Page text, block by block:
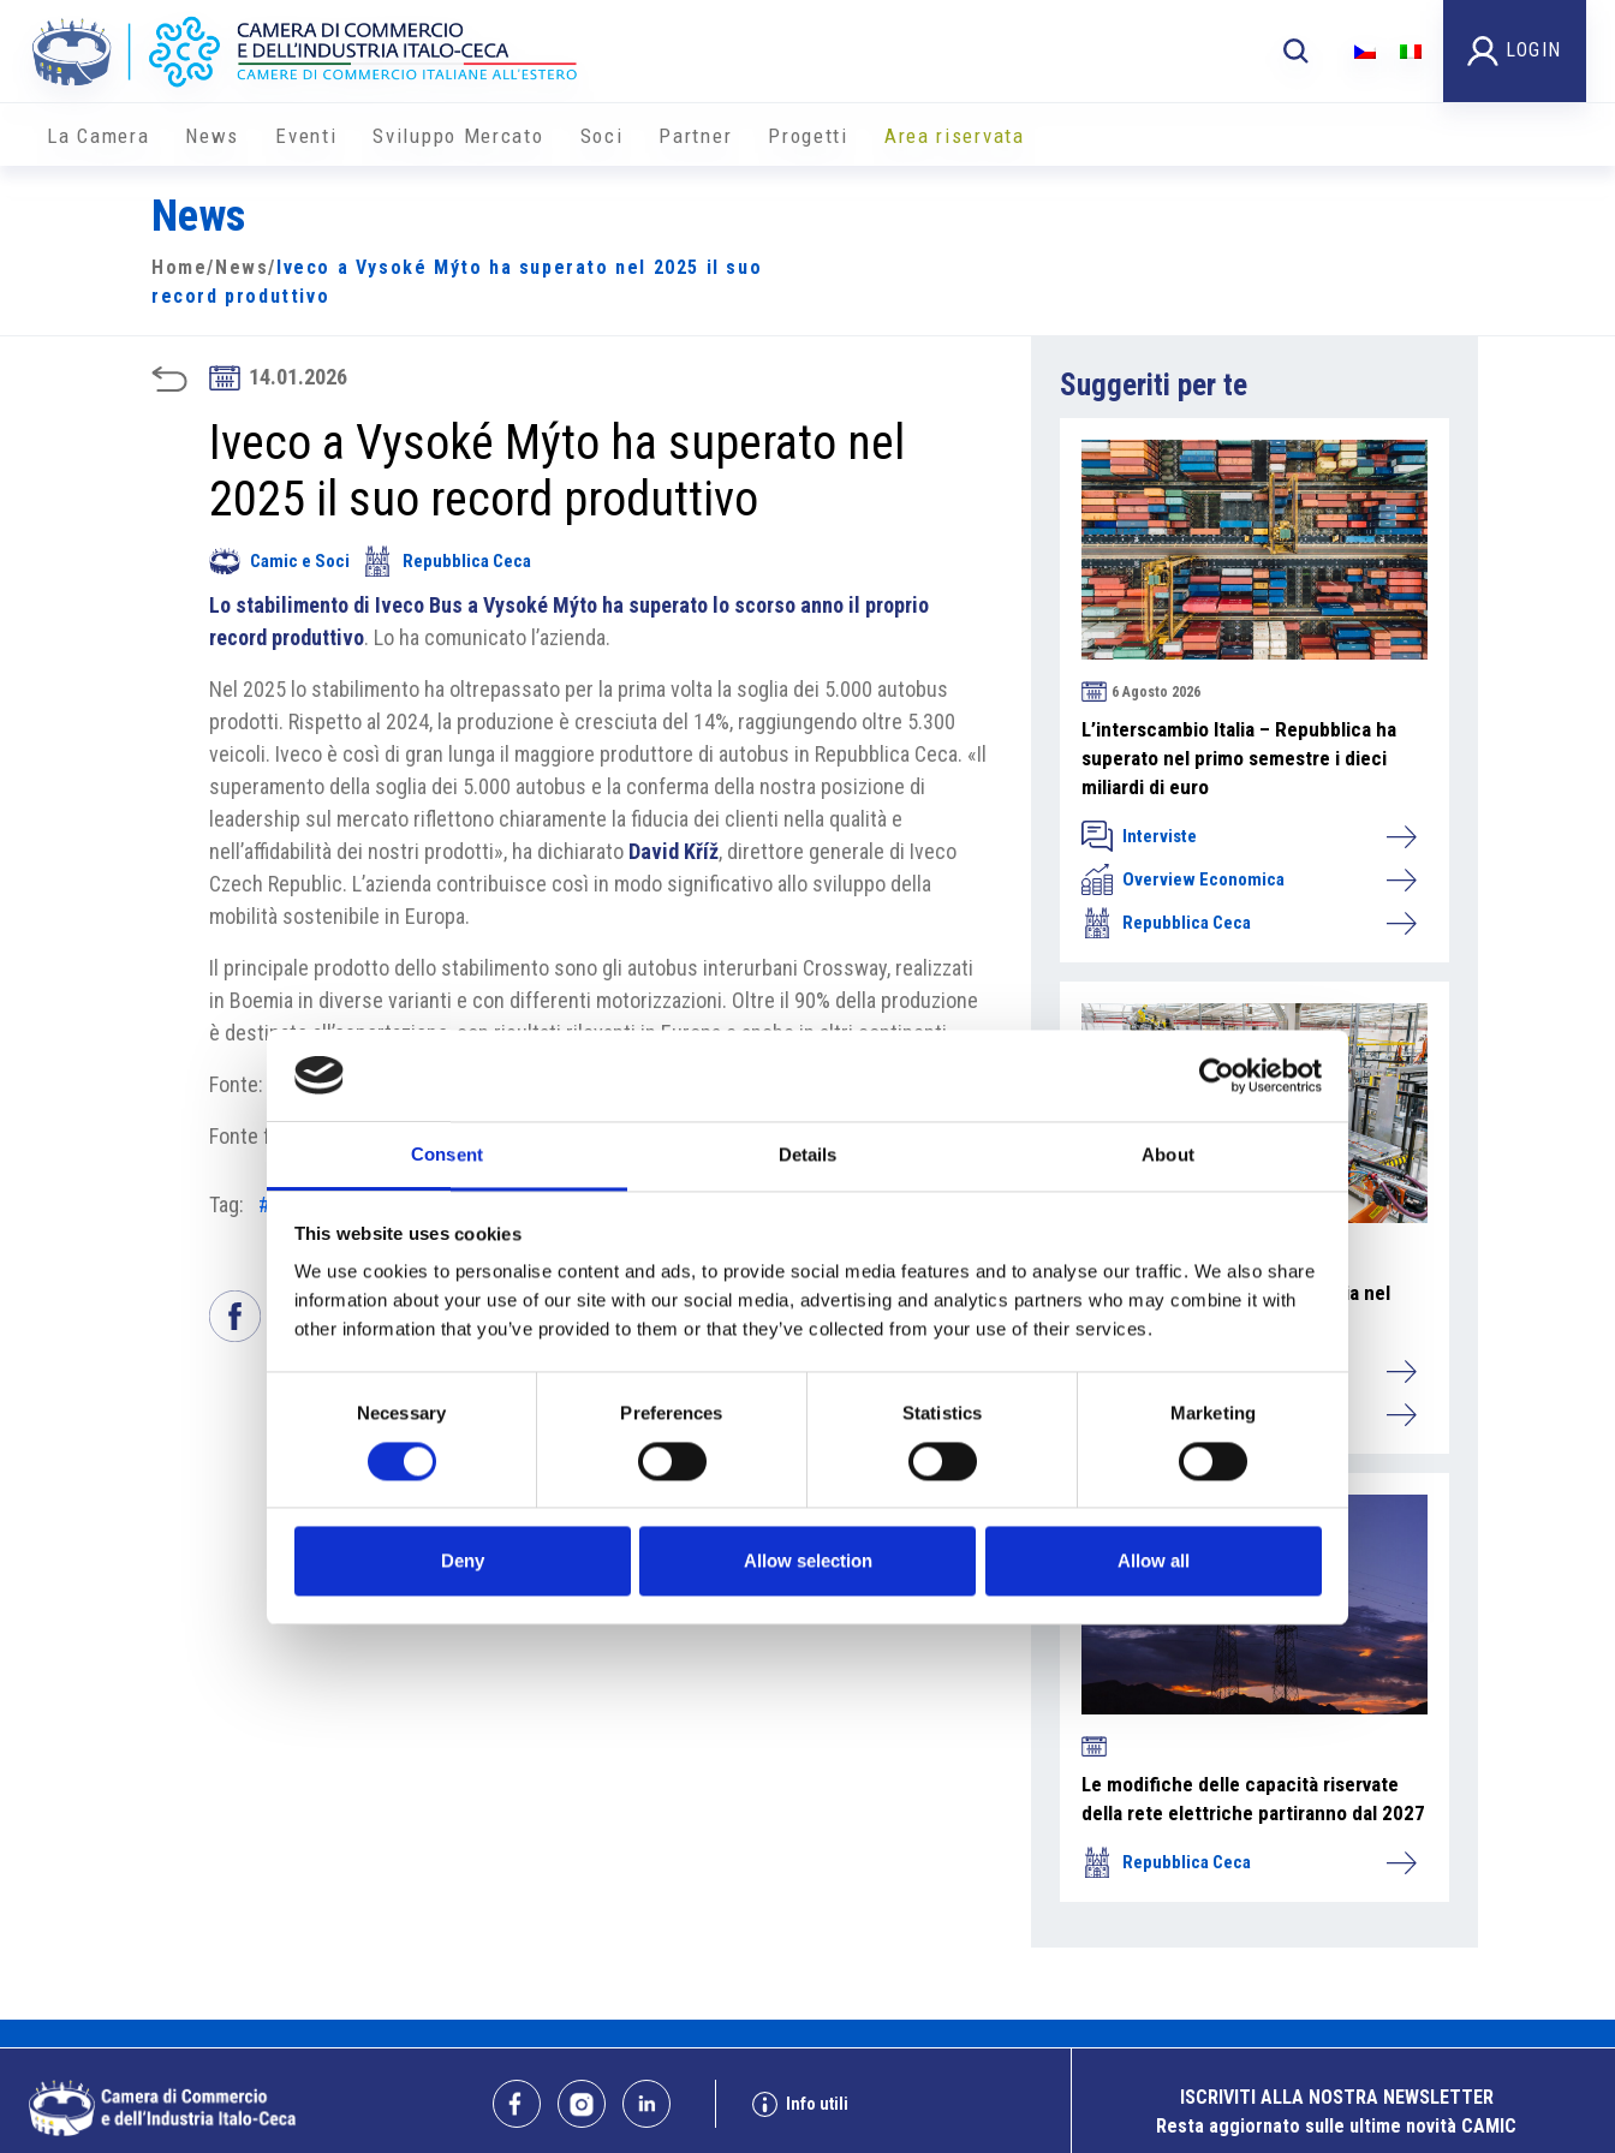
Consent Details About
This website uses cookies
We use cookies to personalise content and ads, to provide social media features and to analyse our traffic. We also share
information about your use of our site with our social media, advertising and analytics partners who may combine it with
other information that you’ve provided to them or that they’ve collected from your use of their services.
Necessary Preferences Statistics Marketing
Deny Allow selection Allow all
LOGIN
La Camera News Eventi Sviluppo Mercato Soci Partner Progetti Area riservata
News
Home/ News/ Iveco a Vysoké Mýto ha superato nel 2025 il suo
record produttivo
14.01.2026
Iveco a Vysoké Mýto ha superato nel
2025 il suo record produttivo
Camic e Soci Repubblica Ceca
Lo stabilimento di Iveco Bus a Vysoké Mýto ha superato lo scorso anno il proprio
record produttivo. Lo ha comunicato l’azienda.
Nel 2025 lo stabilimento ha oltrepassato per la prima volta la soglia dei 5.000 autobus
prodotti. Rispetto al 2024, la produzione è cresciuta del 14%, raggiungendo oltre 5.300
veicoli. Iveco è così di gran lunga il maggiore produttore di autobus in Repubblica Ceca. «Il
superamento della soglia dei 5.000 autobus e la conferma della nostra posizione di
leadership sul mercato riflettono chiaramente la fiducia dei clienti nella qualità e
nell’affidabilità dei nostri prodotti», ha dichiarato David Kříž, direttore generale di Iveco
Czech Republic. L’azienda contribuisce così in modo significativo allo sviluppo della
mobilità sostenibile in Europa.
Il principale prodotto dello stabilimento sono gli autobus interurbani Crossway, realizzati
in Boemia in diverse varianti e con differenti motorizzazioni. Oltre il 90% della produzione
è destinato all’esportazione, con risultati rilevanti in Europa e anche in altri continenti.
Fonte: www.dnoviny.cz
Fonte fotografia: Iveco Czech Republic
Tag: #automotive
Suggeriti per te
6 Agosto 2026
L’interscambio Italia – Repubblica ha
superato nel primo semestre i dieci
miliardi di euro
Interviste
Overview Economica
Repubblica Ceca
Accelera la ripresa dell’industria nel
corso del primo semestre
Overview Economica
Repubblica Ceca
Le modifiche delle capacità riservate
della rete elettriche partiranno dal 2027
Repubblica Ceca
Info utili
ISCRIVITI ALLA NOSTRA NEWSLETTER
Resta aggiornato sulle ultime novità CAMIC